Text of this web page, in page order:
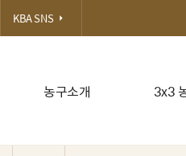
농구소개 3x3
KBA SNS